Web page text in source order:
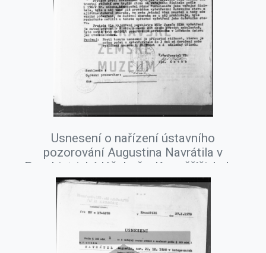
Usnesení o nařízení ústavního
pozorování Augustina Navrátila v
Psychiatrické léčebně v Kroměříži, leden
1978.